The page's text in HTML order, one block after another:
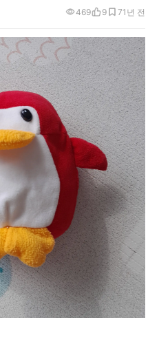
1년 전
469 9 7